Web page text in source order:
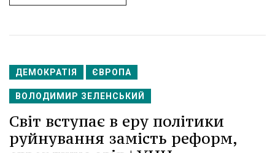
ДЕМОКРАТІЯ ЄВРОПА
ВОЛОДИМИР ЗЕЛЕНСЬКИЙ
Світ вступає в еру політики
руйнування замість реформ,